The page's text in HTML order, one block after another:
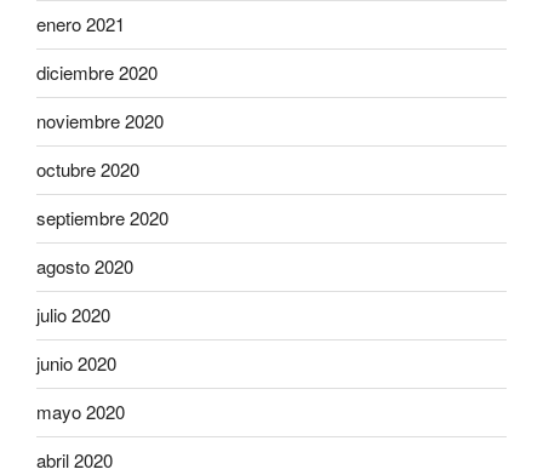
enero 2021
diciembre 2020
noviembre 2020
octubre 2020
septiembre 2020
agosto 2020
julio 2020
junio 2020
mayo 2020
abril 2020